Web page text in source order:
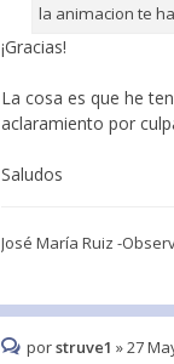
la animacion te
¡Gracias!
La cosa es que he
aclaramiento por
Saludos
José María Ruiz -
porstruve1 »27